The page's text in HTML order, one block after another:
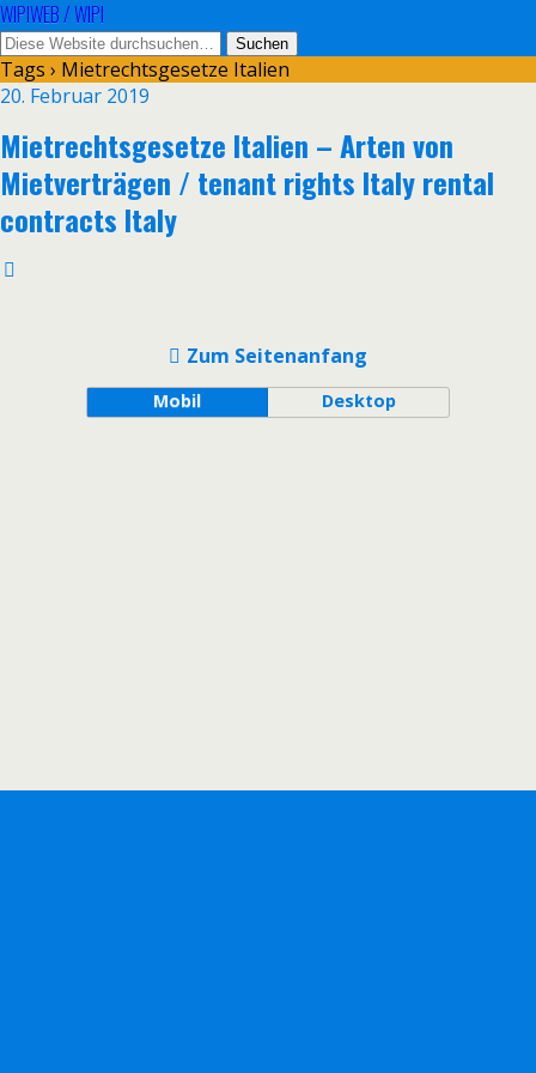
WIPIWEB / WIPI
Tags › Mietrechtsgesetze Italien
20. Februar 2019
Mietrechtsgesetze Italien – Arten von
Mietverträgen / tenant rights Italy rental
contracts Italy
Zum Seitenanfang
Mobil Desktop